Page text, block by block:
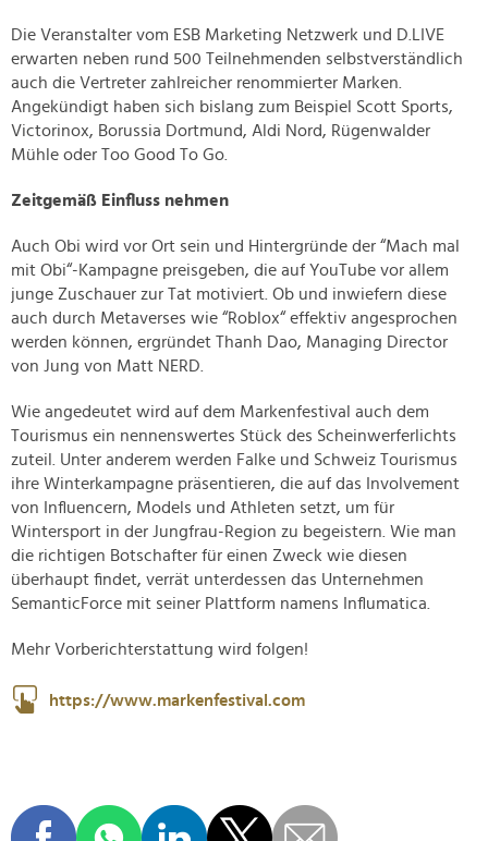
Die Veranstalter vom ESB Marketing Netzwerk und D.LIVE
erwarten neben rund 500 Teilnehmenden selbstverständlich
auch die Vertreter zahlreicher renommierter Marken.
Angekündigt haben sich bislang zum Beispiel Scott Sports,
Victorinox, Borussia Dortmund, Aldi Nord, Rügenwalder
Mühle oder Too Good To Go.
Zeitgemäß Einfluss nehmen
Auch Obi wird vor Ort sein und Hintergründe der “Mach mal
mit Obi“-Kampagne preisgeben, die auf YouTube vor allem
junge Zuschauer zur Tat motiviert. Ob und inwiefern diese
auch durch Metaverses wie “Roblox“ effektiv angesprochen
werden können, ergründet Thanh Dao, Managing Director
von Jung von Matt NERD.
Wie angedeutet wird auf dem Markenfestival auch dem
Tourismus ein nennenswertes Stück des Scheinwerferlichts
zuteil. Unter anderem werden Falke und Schweiz Tourismus
ihre Winterkampagne präsentieren, die auf das Involvement
von Influencern, Models und Athleten setzt, um für
Wintersport in der Jungfrau-Region zu begeistern. Wie man
die richtigen Botschafter für einen Zweck wie diesen
überhaupt findet, verrät unterdessen das Unternehmen
SemanticForce mit seiner Plattform namens Influmatica.
Mehr Vorberichterstattung wird folgen!
https://www.markenfestival.com